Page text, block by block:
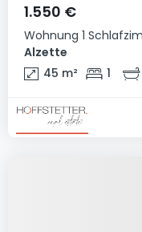
Wohnung 1
Alzette
1.550 €
45 m² 1